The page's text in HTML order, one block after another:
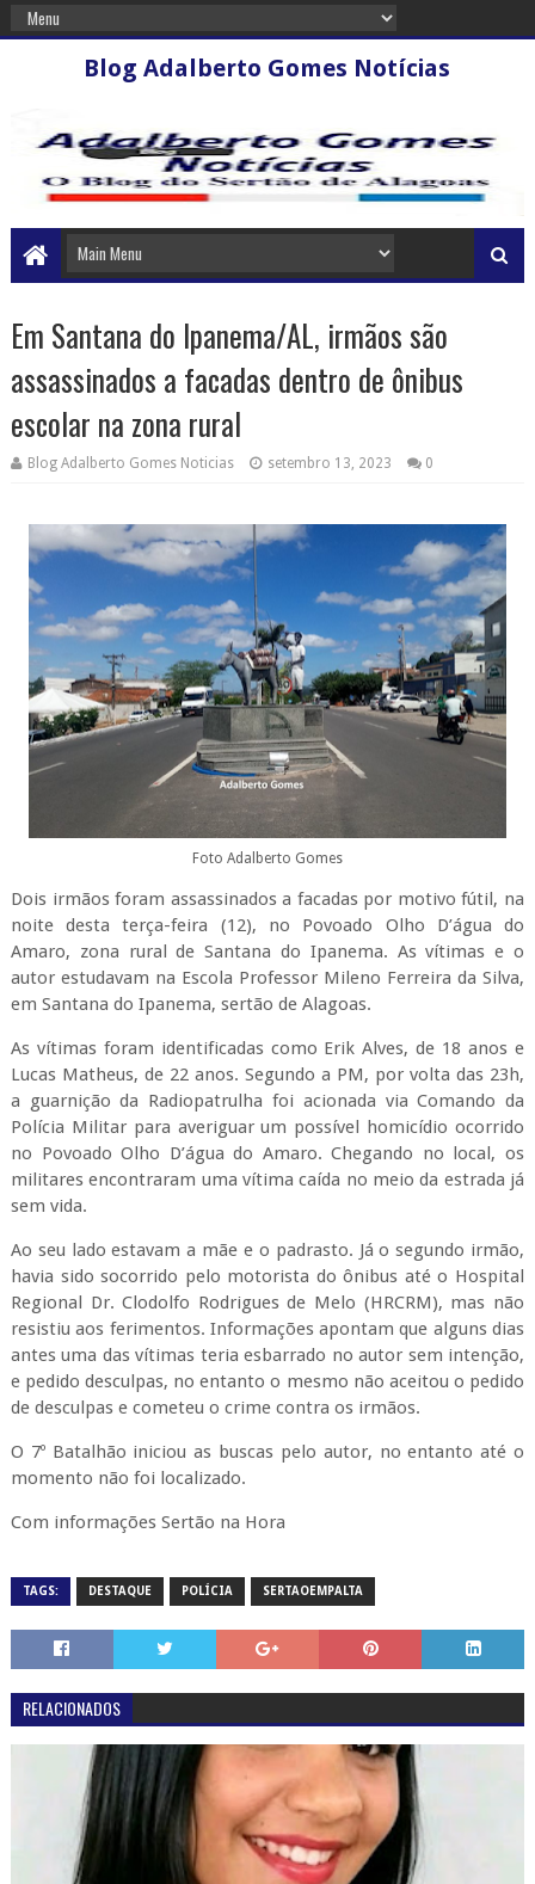
Blog Adalberto Gomes Notícias
Em Santana do Ipanema/AL, irmãos são
assassinados a facadas dentro de ônibus
escolar na zona rural
Blog Adalberto Gomes Noticias setembro 13, 2023 0
Foto Adalberto Gomes
Dois irmãos foram assassinados a facadas por motivo fútil, na
noite desta terça-feira (12), no Povoado Olho D’água do
Amaro, zona rural de Santana do Ipanema. As vítimas e o
autor estudavam na Escola Professor Mileno Ferreira da Silva,
em Santana do Ipanema, sertão de Alagoas.
As vítimas foram identificadas como Erik Alves, de 18 anos e
Lucas Matheus, de 22 anos. Segundo a PM, por volta das 23h,
a guarnição da Radiopatrulha foi acionada via Comando da
Polícia Militar para averiguar um possível homicídio ocorrido
no Povoado Olho D’água do Amaro. Chegando no local, os
militares encontraram uma vítima caída no meio da estrada já
sem vida.
Ao seu lado estavam a mãe e o padrasto. Já o segundo irmão,
havia sido socorrido pelo motorista do ônibus até o Hospital
Regional Dr. Clodolfo Rodrigues de Melo (HRCRM), mas não
resistiu aos ferimentos. Informações apontam que alguns dias
antes uma das vítimas teria esbarrado no autor sem intenção,
e pedido desculpas, no entanto o mesmo não aceitou o pedido
de desculpas e cometeu o crime contra os irmãos.
O 7º Batalhão iniciou as buscas pelo autor, no entanto até o
momento não foi localizado.
Com informações Sertão na Hora
TAGS: DESTAQUE POLÍCIA SERTAOEMPALTA
RELACIONADOS